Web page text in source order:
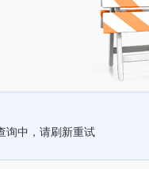
询中，请刷新重试